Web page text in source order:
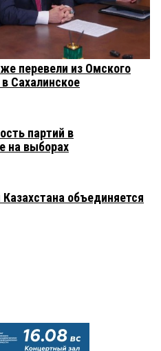
перевели из Омского
Сахалинское
партий в
на выборах
объединяется